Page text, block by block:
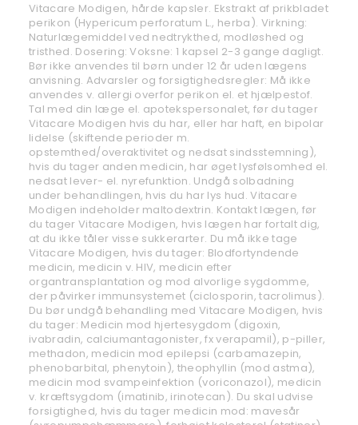
Vitacare Modigen, hårde kapsler. Ekstrakt af prikbladet
perikon (Hypericum perforatum L., herba). Virkning:
Naturlægemiddel ved nedtrykthed, modløshed og
tristhed. Dosering: Voksne: 1 kapsel 2-3 gange dagligt.
Bør ikke anvendes til børn under 12 år uden lægens
anvisning. Advarsler og forsigtighedsregler: Må ikke
anvendes v. allergi overfor perikon el. et hjælpestof.
Tal med din læge el. apotekspersonalet, før du tager
Vitacare Modigen hvis du har, eller har haft, en bipolar
lidelse (skiftende perioder m.
opstemthed/overaktivitet og nedsat sindsstemning),
hvis du tager anden medicin, har øget lysfølsomhed el.
nedsat lever- el. nyrefunktion. Undgå solbadning
under behandlingen, hvis du har lys hud. Vitacare
Modigen indeholder maltodextrin. Kontakt lægen, før
du tager Vitacare Modigen, hvis lægen har fortalt dig,
at du ikke tåler visse sukkerarter. Du må ikke tage
Vitacare Modigen, hvis du tager: Blodfortyndende
medicin, medicin v. HIV, medicin efter
organtransplantation og mod alvorlige sygdomme,
der påvirker immunsystemet (ciclosporin, tacrolimus).
Du bør undgå behandling med Vitacare Modigen, hvis
du tager: Medicin mod hjertesygdom (digoxin,
ivabradin, calciumantagonister, fx verapamil), p-piller,
methadon, medicin mod epilepsi (carbamazepin,
phenobarbital, phenytoin), theophyllin (mod astma),
medicin mod svampeinfektion (voriconazol), medicin
v. kræftsygdom (imatinib, irinotecan). Du skal udvise
forsigtighed, hvis du tager medicin mod: mavesår